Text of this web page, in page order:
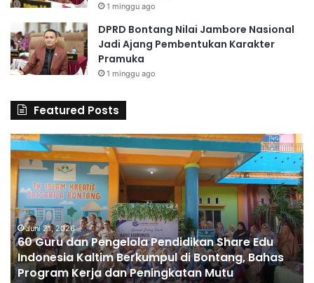
1 minggu ago
DPRD Bontang Nilai Jambore Nasional
Jadi Ajang Pembentukan Karakter
Pramuka
1 minggu ago
Featured Posts
6
0
G
u
r
u
d
a
n
P
Juni 21, 2026
60 Guru dan Pengelola Pendidikan Share Edu
Indonesia Kaltim Berkumpul di Bontang, Bahas
Program Kerja dan Peningkatan Mutu